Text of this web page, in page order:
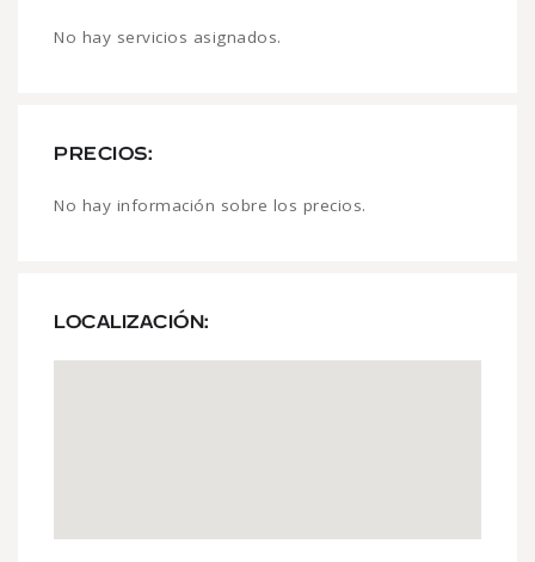
No hay servicios asignados.
PRECIOS:
No hay información sobre los precios.
LOCALIZACIÓN: